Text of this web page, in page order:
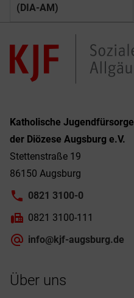
(DIA-AM)
Katholische Jugendfürsorge
der Diözese Augsburg e.V.
Stettenstraße 19
86150 Augsburg
0821 3100-0
0821 3100-111
info@kjf-augsburg.de
Über uns